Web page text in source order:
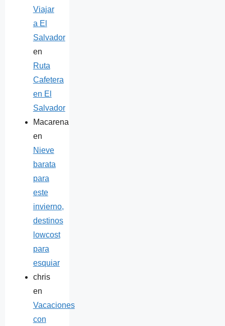
Viajar
a El
Salvador
en
Ruta
Cafetera
en El
Salvador
Macarena
en
Nieve
barata
para
este
invierno,
destinos
lowcost
para
esquiar
chris
en
Vacaciones
con